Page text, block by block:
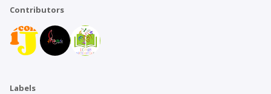
Contributors
Labels